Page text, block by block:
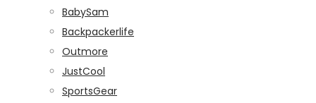
BabySam
Backpackerlife
Outmore
JustCool
SportsGear